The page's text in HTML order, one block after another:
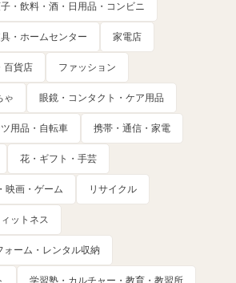
・飲料・酒・日用品・コンビニ
・ホームセンター 家電店
百貨店 ファッション
ゃ 眼鏡・コンタクト・ケア用品
用品・自転車 携帯・通信・家電
花・ギフト・手芸
映画・ゲーム リサイクル
ットネス
ォーム・レンタル収納